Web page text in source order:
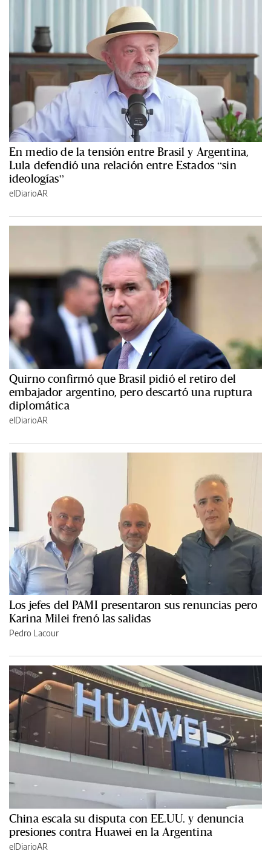
En medio de la tensión entre Brasil y Argentina,
Lula defendió una relación entre Estados “sin
ideologías”
elDiarioAR
Quirno confirmó que Brasil pidió el retiro del
embajador argentino, pero descartó una ruptura
diplomática
elDiarioAR
Los jefes del PAMI presentaron sus renuncias pero
Karina Milei frenó las salidas
Pedro Lacour
China escala su disputa con EE.UU. y denuncia
presiones contra Huawei en la Argentina
elDiarioAR